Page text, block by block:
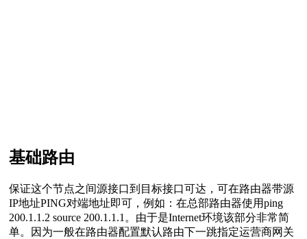
基础路由
保证这个节点之间源接口到目标接口可达，可在路由器带源
IP地址PING对端地址即可，例如：在总部路由器使用ping
200.1.1.2 source 200.1.1.1。由于是Internet环境该部分非常简
单。因为一般在路由器配置默认路由下一跳指定运营商网关